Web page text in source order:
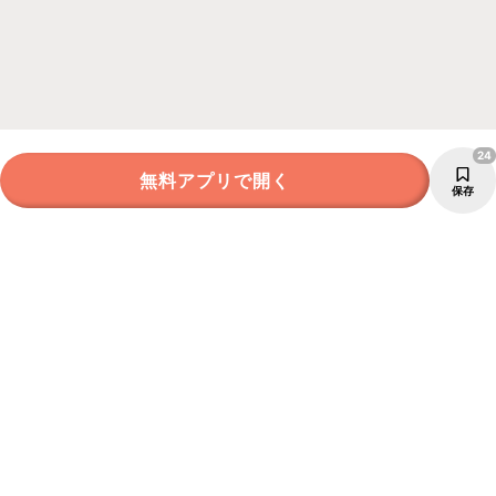
無料アプリで開く 保存
24